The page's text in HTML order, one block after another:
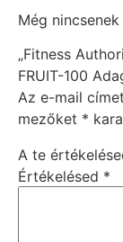
Még
„Fitness
FRUIT-100
Az e-mail
mezőket *
A te
Értékelésed *